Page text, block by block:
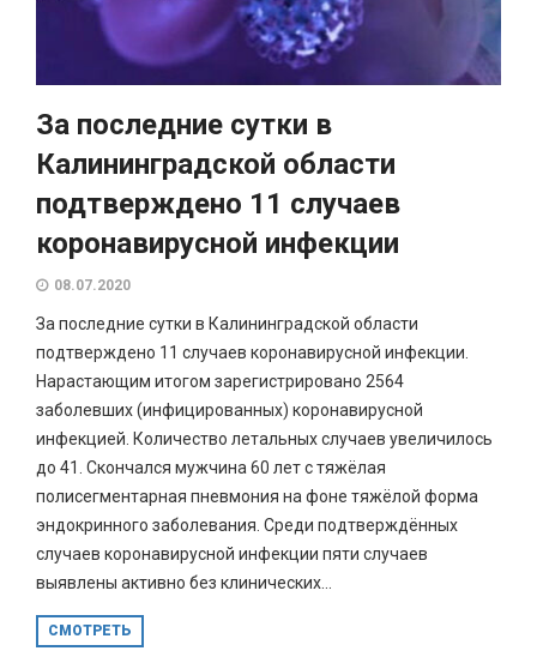
За последние сутки в
Калининградской области
подтверждено 11 случаев
коронавирусной инфекции
08.07.2020
За последние сутки в Калининградской области
подтверждено 11 случаев коронавирусной инфекции.
Нарастающим итогом зарегистрировано 2564
заболевших (инфицированных) коронавирусной
инфекцией. Количество летальных случаев увеличилось
до 41. Скончался мужчина 60 лет с тяжёлая
полисегментарная пневмония на фоне тяжёлой форма
эндокринного заболевания. Среди подтверждённых
случаев коронавирусной инфекции пяти случаев
выявлены активно без клинических...
СМОТРЕТЬ